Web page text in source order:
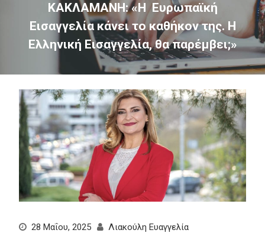
ΚΑΚΛΑΜΑΝΗ: «Η Ευρωπαϊκή
Εισαγγελία κάνει το καθήκον της. Η
Ελληνική Εισαγγελία, θα παρέμβει;»
28 Μαΐου, 2025 Λιακούλη Ευαγγελία